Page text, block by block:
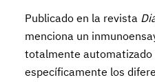
Publicado en la revista
menciona un
totalmente automatizado
específicamente los